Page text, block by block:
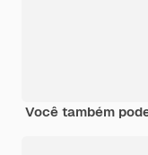
Você também